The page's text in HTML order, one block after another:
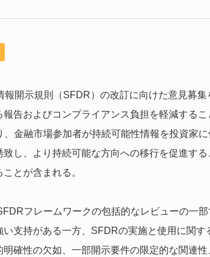
開示規則（SFDR）の改訂に向けた意見募集
告およびコンプライアンス負担を軽減する
金融市場参加者が持続可能性情報を投資家
し、より持続可能な方向への移行を促進す
とが含まれる。
フレームワークの包括的なレビューの一
支持がある一方、SFDRの実施と使用に関す
確性の欠如、一部開示要件の限定的な関連